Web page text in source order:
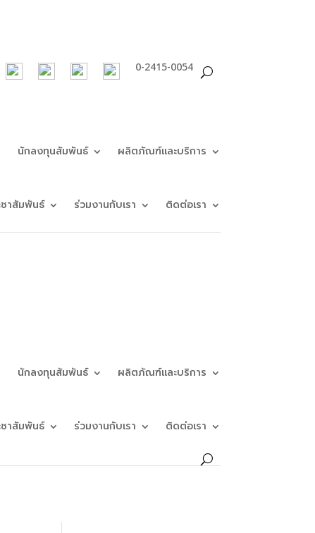
0-2415-0054
นักลงทุนสัมพันธ์ ผลิตภัณฑ์และบริการ
าสัมพันธ์ ร่วมงานกับเรา ติดต่อเรา
นักลงทุนสัมพันธ์ ผลิตภัณฑ์และบริการ
าสัมพันธ์ ร่วมงานกับเรา ติดต่อเรา